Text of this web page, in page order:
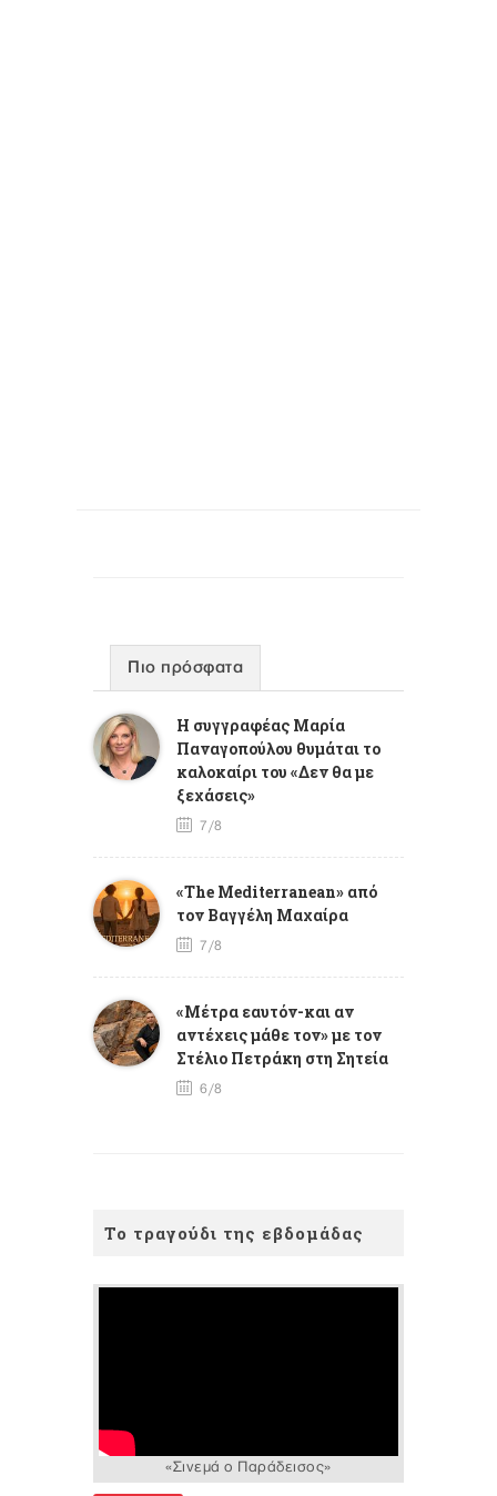
Πιο πρόσφατα
Η συγγραφέας Μαρία
Παναγοπούλου θυμάται το
καλοκαίρι του «Δεν θα με
ξεχάσεις»
7/8
«The Mediterranean» από
τον Βαγγέλη Μαχαίρα
7/8
«Μέτρα εαυτόν-και αν
αντέχεις μάθε τον» με τον
Στέλιο Πετράκη στη Σητεία
6/8
Το τραγούδι της εβδομάδας
«Σινεμά ο Παράδεισος»